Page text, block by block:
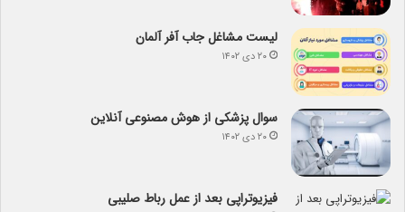
لیست مشاغل جاب آفر آلمان
۲۰ دی ۱۴۰۲
سوال پزشکی از هوش مصنوعی آنلاین
۲۰ دی ۱۴۰۲
فیزیوتراپی بعد از عمل رباط صلیبی